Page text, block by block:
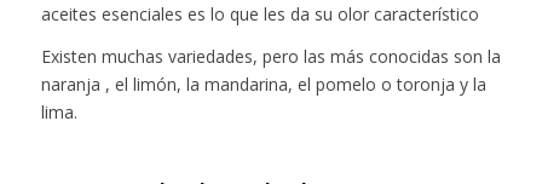
aceites esenciales es lo que les da su olor característico
Existen muchas variedades, pero las más conocidas son la
naranja , el limón, la mandarina, el pomelo o toronja y la
lima.